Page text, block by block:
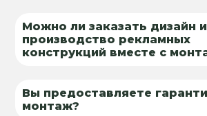
Можно ли заказать дизайн и
производство рекламных
конструкций вместе с
Вы предоставляете
монтаж?